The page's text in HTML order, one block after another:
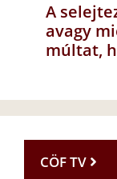
A
avagy
múltat,
CÖF TV